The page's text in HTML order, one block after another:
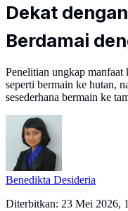
Dekat
Berdamai
Penelitian ungkap manfaat
seperti bermain ke hutan,
sesederhana bermain ke
Benedikta Desideria
Diterbitkan: 23 Mei 2026,